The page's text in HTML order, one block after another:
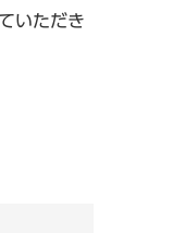
いただき